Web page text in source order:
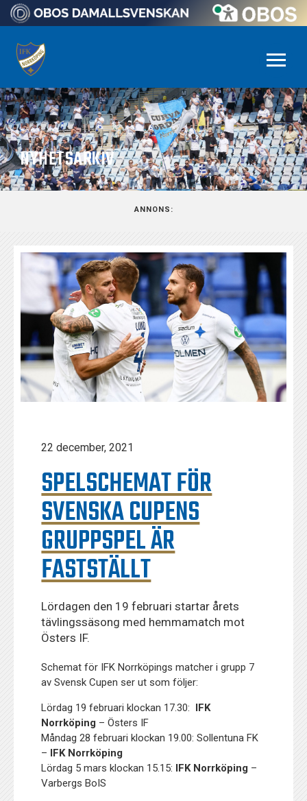
NYHETSARKIV
ANNONS:
22 december, 2021
SPELSCHEMAT FÖR
SVENSKA CUPENS
GRUPPSPEL ÄR
FASTSTÄLLT
Lördagen den 19 februari startar årets
tävlingssäsong med hemmamatch mot
Östers IF.
Schemat för IFK Norrköpings matcher i grupp 7
av Svensk Cupen ser ut som följer:
Lördag 19 februari klockan 17.30: IFK
Norrköping – Östers IF
Måndag 28 februari klockan 19.00: Sollentuna FK
– IFK Norrköping
Lördag 5 mars klockan 15.15: IFK Norrköping –
Varbergs BoIS